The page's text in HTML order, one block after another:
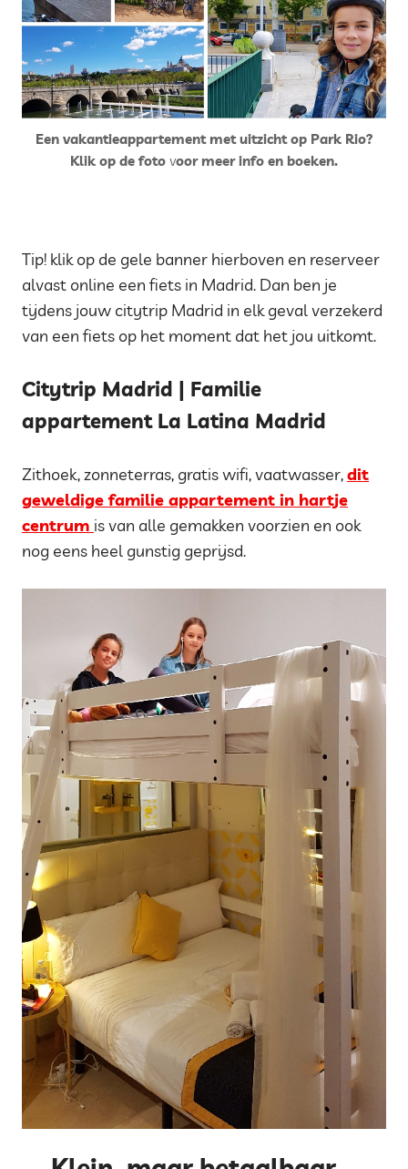
Een vakantieappartement met uitzicht op Park Rio?
Klik op de foto voor meer info en boeken.
Tip! klik op de gele banner hierboven en reserveer
alvast online een fiets in Madrid. Dan ben je
tijdens jouw citytrip Madrid in elk geval verzekerd
van een fiets op het moment dat het jou uitkomt.
Citytrip Madrid | Familie
appartement La Latina Madrid
Zithoek, zonneterras, gratis wifi, vaatwasser,dit
geweldige familie appartement in hartje
centrum is van alle gemakken voorzien en ook
nog eens heel gunstig geprijsd.